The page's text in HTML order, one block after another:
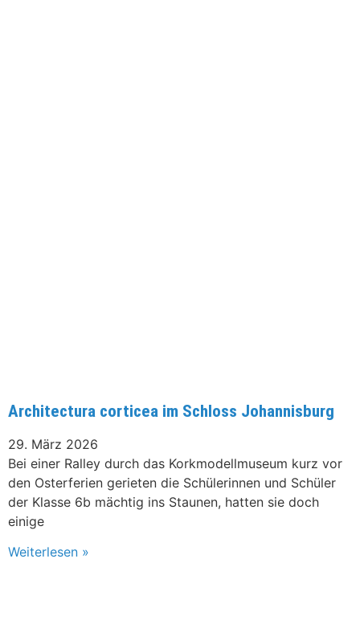
Architectura corticea im Schloss Johannisburg
29. März 2026
Bei einer Ralley durch das Korkmodellmuseum kurz vor
den Osterferien gerieten die Schülerinnen und Schüler
der Klasse 6b mächtig ins Staunen, hatten sie doch
einige
Weiterlesen »